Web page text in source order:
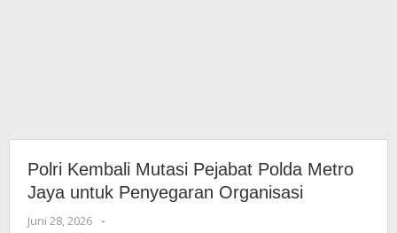
Polri Kembali Mutasi Pejabat Polda Metro
Jaya untuk Penyegaran Organisasi
Juni 28, 2026
oleh
-